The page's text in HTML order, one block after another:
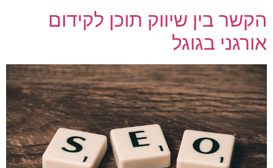
הקשר בין שיווק תוכן לקידום
אורגני בגוגל